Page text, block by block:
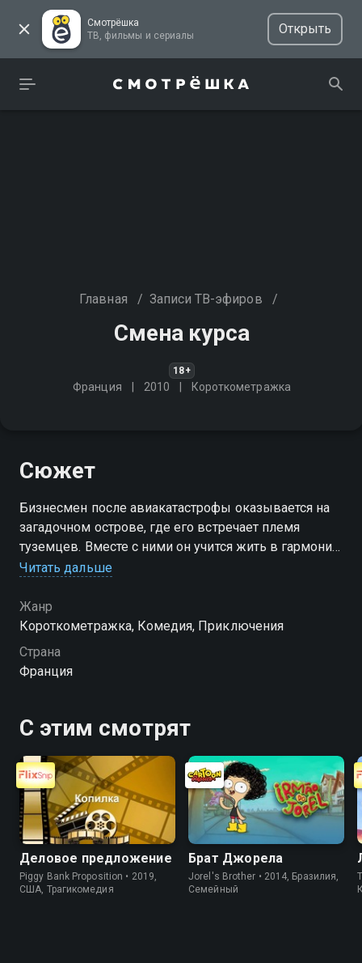
Смотрёшка
ТВ, фильмы и сериалы
Открыть
Главная / Записи ТВ-эфиров /
Смена курса
18+
Франция 2010 Короткометражка
Сюжет
Бизнесмен после авиакатастрофы оказывается на
загадочном острове, где его встречает племя
туземцев. Вместе с ними он учится жить в гармонии
с природой, преодолевая свои страхи и
тайн и опасностей
Читать дальше
Жанр
Короткометражка, Комедия, Приключения
Страна
Франция
С этим смотрят
Деловое предложение
Piggy Bank Proposition • 2019,
США, Трагикомедия
Брат Джорела
Jorel's Brother • 2014, Бразилия,
Cемейный